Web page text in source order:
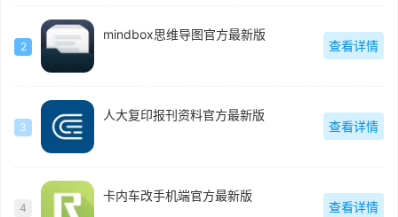
2
mindbox思维导图官方最新版
查看详情
3
人大复印报刊资料官方最新版
查看详情
4
卡内车改手机端官方最新版
查看详情